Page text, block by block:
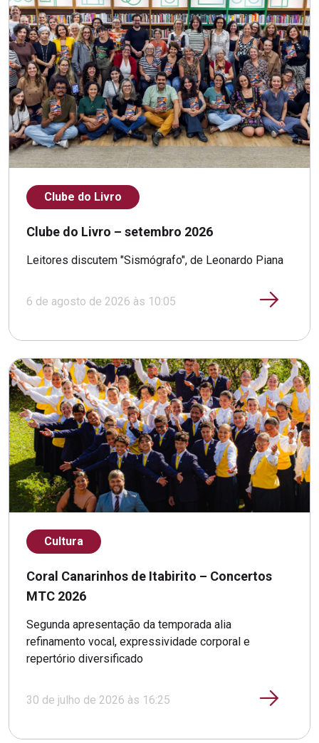
Clube do Livro
Clube do Livro – setembro 2026
Leitores discutem "Sismógrafo", de Leonardo Piana
6 de agosto de 2026 às 10:05
Cultura
Coral Canarinhos de Itabirito – Concertos
MTC 2026
Segunda apresentação da temporada alia
refinamento vocal, expressividade corporal e
repertório diversificado
30 de julho de 2026 às 16:25